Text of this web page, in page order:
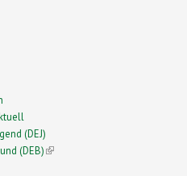
(DEJ)
(DEB)(link is external)